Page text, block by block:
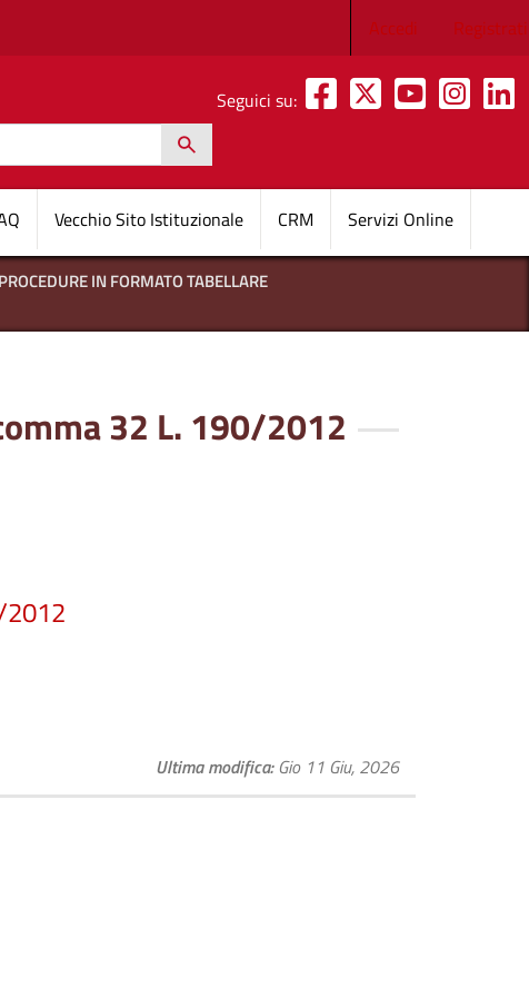
Menu
Accedi Registrati
Seguici su:
h
Vecchio Sito Istituzionale CRM Servizi Online
IN FORMATO TABELLARE
32 L. 190/2012
2012
Ultima modifica Gio 11 Giu, 2026